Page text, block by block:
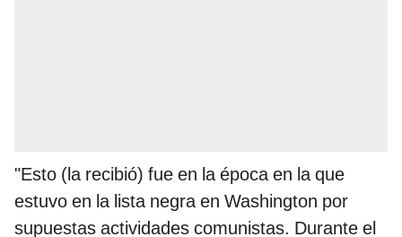
"Esto (la recibió) fue en la época en la que
estuvo en la lista negra en Washington por
supuestas actividades comunistas. Durante el